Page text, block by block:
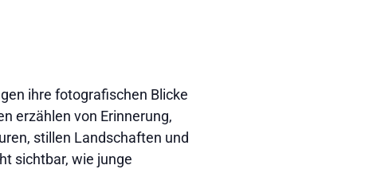
ihre fotografischen Blicke
erzählen von Erinnerung,
stillen Landschaften und
sichtbar, wie junge